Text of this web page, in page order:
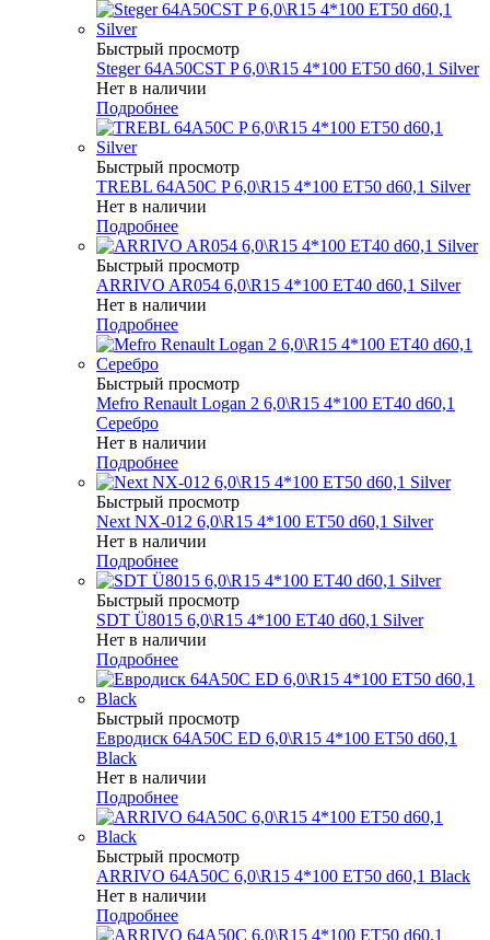
Быстрый просмотр
Steger 64A50CST P 6,0\R15 4*100 ET50 d60,1 Silver
Нет в наличии
Подробнее
Быстрый просмотр
TREBL 64A50C P 6,0\R15 4*100 ET50 d60,1 Silver
Нет в наличии
Подробнее
Быстрый просмотр
ARRIVO AR054 6,0\R15 4*100 ET40 d60,1 Silver
Нет в наличии
Подробнее
Быстрый просмотр
Mefro Renault Logan 2 6,0\R15 4*100 ET40 d60,1
Серебро
Нет в наличии
Подробнее
Быстрый просмотр
Next NX-012 6,0\R15 4*100 ET50 d60,1 Silver
Нет в наличии
Подробнее
Быстрый просмотр
SDT Ü8015 6,0\R15 4*100 ET40 d60,1 Silver
Нет в наличии
Подробнее
Быстрый просмотр
Евродиск 64A50C ED 6,0\R15 4*100 ET50 d60,1
Black
Нет в наличии
Подробнее
Быстрый просмотр
ARRIVO 64A50C 6,0\R15 4*100 ET50 d60,1 Black
Нет в наличии
Подробнее